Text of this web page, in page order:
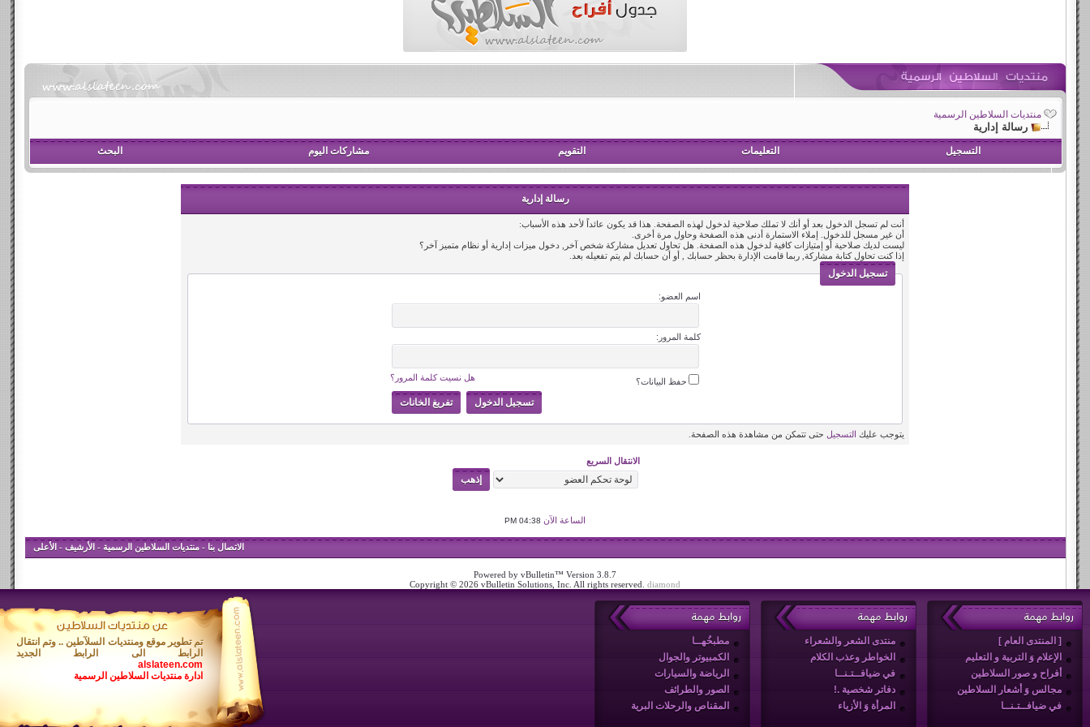
منتديات السلاطين الرسمية
رسالة إدارية
التسجيل التعليمات التقويم مشاركات اليوم البحث
رسالة إدارية
أنت لم تسجل الدخول بعد أو أنك لا تملك صلاحية لدخول لهذه الصفحة. هذا قد يكون عائداً لأحد هذه الأسباب:
أن غير مسجل للدخول. إملاء الاستمارة أدنى هذه الصفحة وحاول مرة أخرى.
ليست لديك صلاحية أو إمتيازات كافية لدخول هذه الصفحة. هل تحاول تعديل مشاركة شخص آخر, دخول ميزات إدارية أو نظام متميز آخر؟
إذا كنت تحاول كتابة مشاركة, ربما قامت الإدارة بحظر حسابك , أو أن حسابك لم يتم تفعيله بعد.
تسجيل الدخول
اسم العضو:
كلمة المرور:
هل نسيت كلمة المرور؟ حفظ البيانات؟
يتوجب عليك التسجيل حتى تتمكن من مشاهدة هذه الصفحة.
الانتقال السريع
الساعة الآن 04:38 PM
الاتصال بنا -منتديات السلاطين الرسمية - الأرشيف - الأعلى
Powered by vBulletin™ Version 3.8.7
Copyright © 2026 vBulletin Solutions, Inc. All rights reserved. diamond
روابط مهمة
[ المنتدى العام ]
الإعلام وَ التربية و التعليم
أفراح و صور السلاطين
مجالس وَ أشعار السلاطين
في ضيافــتـنــا
روابط مهمة
منتدى الشعر والشعراء
الخواطر وعذب الكلام
في ضيافــتـنــا
دفاتر شخصية .!
المرأة وَ الأزياء
روابط مهمة
مطبخُهــا
الكمبيوتر والجوال
الرياضة والسيارات
الصور والطرائف
المقناص والرحلات البرية
تم تطوير موقع ومنتديات السلآطين .. وتم انتقال
الرابط الى الرابط الجديد
alslateen.com
ادارة منتديات السلاطين الرسمية